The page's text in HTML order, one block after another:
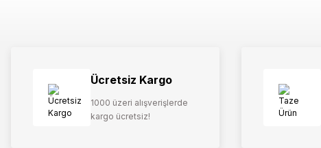
Ücretsiz Kargo
1000 üzeri alışverişlerde
kargo ücretsiz!